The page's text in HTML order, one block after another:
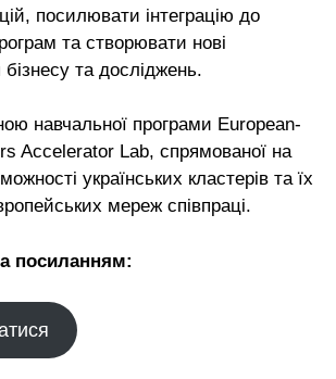
посилювати інтеграцію до
та створювати нові
та досліджень.
навчальної програми European-
Accelerator Lab, спрямованої на
українських кластерів та їх
мереж співпраці.
посиланням: